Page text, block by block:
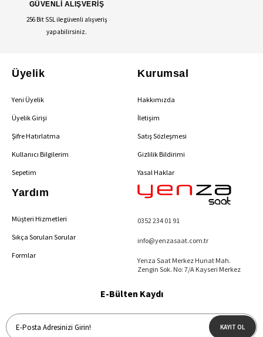
GÜVENLİ ALIŞVERİŞ
256 Bit SSL ile güvenli alışveriş
yapabilirsiniz.
Üyelik
Yeni Üyelik
Üyelik Girişi
Şifre Hatırlatma
Kullanıcı Bilgilerim
Sepetim
Kurumsal
Hakkımızda
İletişim
Satış Sözleşmesi
Gizlilik Bildirimi
Yasal Haklar
Yardım
Müşteri Hizmetleri
Sıkça Sorulan Sorular
Formlar
0352 234 01 91
info@yenzasaat.com.tr
Yenza Saat Merkez Hunat Mah.
Zengin Sok. No: 7/A Kayseri Merkez
E-Bülten Kaydı
KAYIT OL